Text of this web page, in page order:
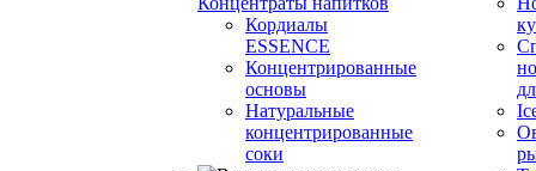
Кордиалы
ESSENCE
Концентрированные
основы
Натуральные
концентрированные
соки